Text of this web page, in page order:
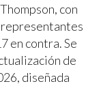
con
en contra. Se
de
diseñada